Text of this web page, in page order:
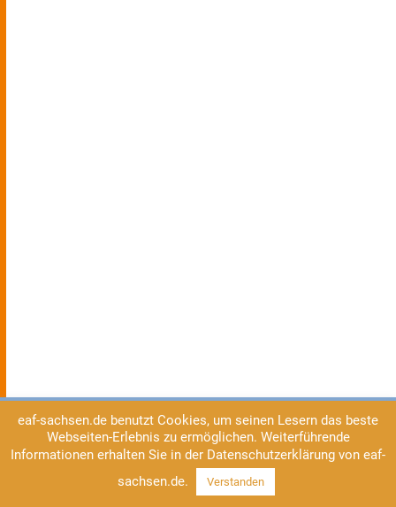
eaf-sachsen.de benutzt Cookies, um seinen Lesern das beste
Webseiten-Erlebnis zu ermöglichen. Weiterführende
Informationen erhalten Sie in der Datenschutzerklärung von eaf-
sachsen.de.
Verstanden